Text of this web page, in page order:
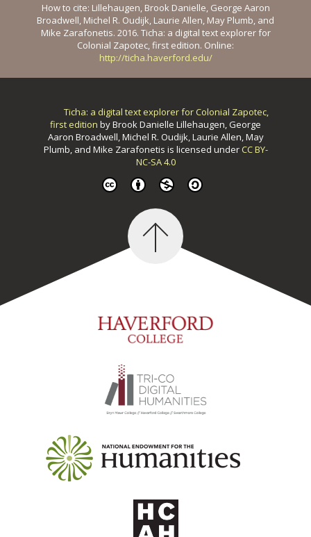
How to cite: Lillehaugen, Brook Danielle, George Aaron
Broadwell, Michel R. Oudijk, Laurie Allen, May Plumb, and
Mike Zarafonetis. 2016. Ticha: a digital text explorer for
Colonial Zapotec, first edition. Online:
http://ticha.haverford.edu/
Ticha: a digital text explorer for Colonial Zapotec,
first edition byBrook Danielle Lillehaugen, George
Aaron Broadwell, Michel R. Oudijk, Laurie Allen, May
Plumb, and Mike Zarafonetis is licensed underCC BY-
NC-SA 4.0